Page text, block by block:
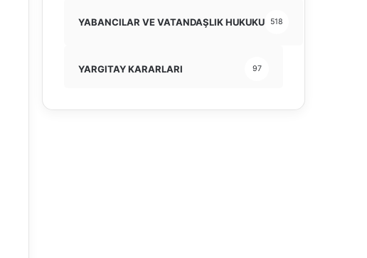
YABANCILAR VE VATANDAŞLIK HUKUKU 518
YARGITAY KARARLARI 97